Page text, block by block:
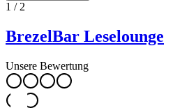
1 / 2
BrezelBar Leselounge
Unsere Bewertung